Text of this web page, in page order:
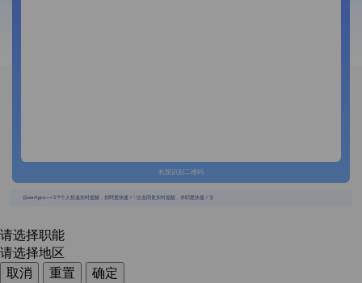
长按识别二维码
{{usertype=='2'?'个人投递实时提醒，招聘更快捷！':'企业回复实时提醒，求职更快捷！'}}
请选择职能
请选择地区
取消
重置
确定